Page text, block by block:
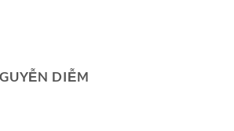
DIỄM